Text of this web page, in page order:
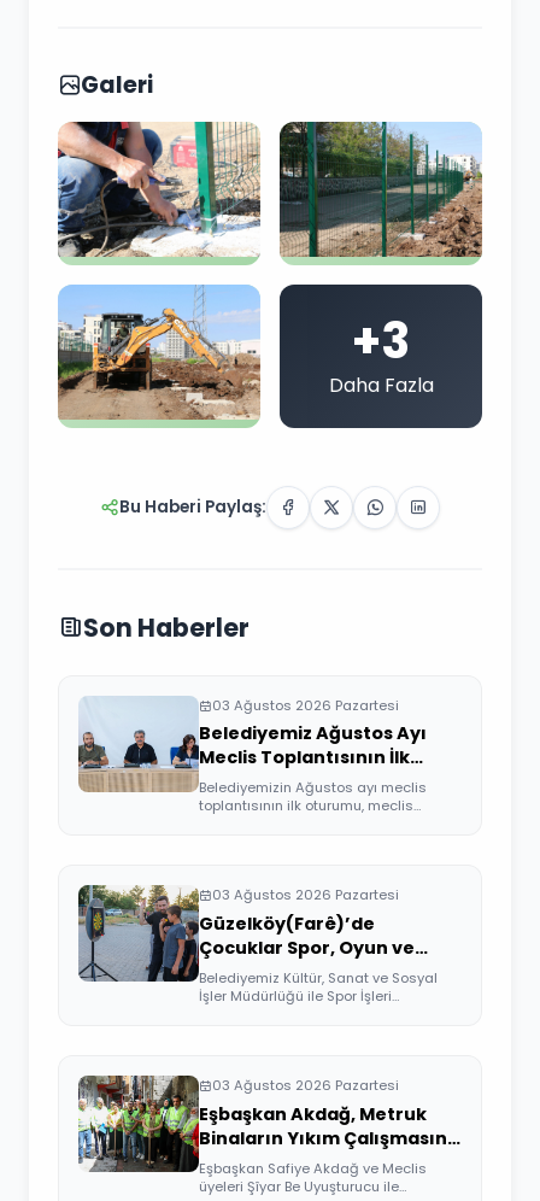
Galeri
+3
Daha Fazla
Bu Haberi Paylaş:
Son Haberler
03 Ağustos 2026 Pazartesi
Belediyemiz Ağustos Ayı
Meclis Toplantısının İlk
Oturumu Gerçekleşti
Belediyemizin Ağustos ayı meclis
toplantısının ilk oturumu, meclis
03 Ağustos 2026 Pazartesi
Güzelköy(Farê)’de
Çocuklar Spor, Oyun ve
Sinemayla Buluştu
Belediyemiz Kültür, Sanat ve Sosyal
İşler Müdürlüğü ile Spor İşleri
03 Ağustos 2026 Pazartesi
Eşbaşkan Akdağ, Metruk
Binaların Yıkım Çalışmasına
Katıldı
Eşbaşkan Safiye Akdağ ve Meclis
üyeleri Şîyar Be Uyuşturucu ile